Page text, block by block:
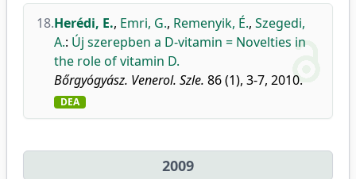
18.Herédi, E., Emri, G., Remenyik, É., Szegedi,
A.: Új szerepben a D-vitamin = Novelties in
the role of vitamin D.
Bőrgyógyász. Venerol. Szle. 86 (1), 3-7, 2010.
DEA
2009